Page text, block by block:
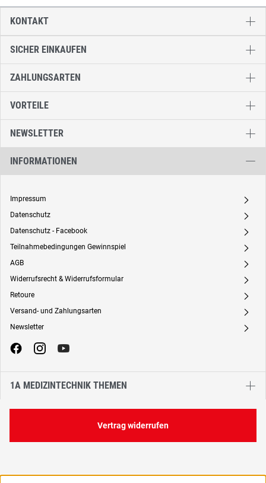
SICHER EINKAUFEN
ZAHLUNGSARTEN
VORTEILE
NEWSLETTER
INFORMATIONEN
Impressum A
Datenschutz A
Datenschutz - Facebook A
Teilnahmebedingungen Gewinnspiel A
AGB A
Widerrufsrecht & Widerrufsformular A
Retoure A
Versand- und Zahlungsarten A
Newsletter A
1A MEDIZINTECHNIK THEMEN
KONTAKT
Vertrag widerrufen